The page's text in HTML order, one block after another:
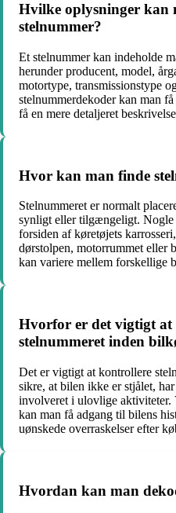
Hvilke oplysninger kan
stelnummer?
Et stelnummer kan indeholde
herunder producent, model,
motortype, transmissionstype
stelnummerdekoder kan man
få en mere detaljeret
Hvor kan man finde
Stelnummeret er normalt
synligt eller tilgængeligt. Nogle
forsiden af køretøjets
dørstolpen, motorrummet eller
kan variere mellem forskellige
Hvorfor er det vigtigt
stelnummeret inden
Det er vigtigt at kontrollere
sikre, at bilen ikke er stjålet,
involveret i ulovlige aktiviteter.
kan man få adgang til bilens
uønskede overraskelser efter
Hvordan kan man